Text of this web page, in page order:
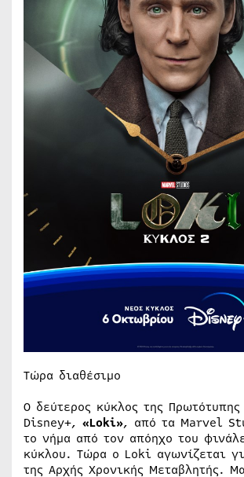
Τώρα διαθέσιμο
Ο δεύτερος κύκλος της Πρωτότυπης
Disney+, «Loki», από τα Marvel
το νήμα από τον απόηχο του
κύκλου. Τώρα ο Loki αγωνίζεται
της Αρχής Χρονικής Μεταβλητής.